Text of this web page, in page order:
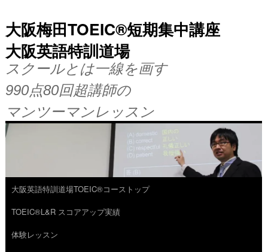
大阪梅田TOEIC®短期集中講座
大阪英語特訓道場
スクールとは一線を画す
990点80回超講師の
マンツーマンレッスン
コ
ン
テ
大阪英語特訓道場TOEIC®コーストップ
TOEIC®L&R スコアアップ実績
体験レッスン